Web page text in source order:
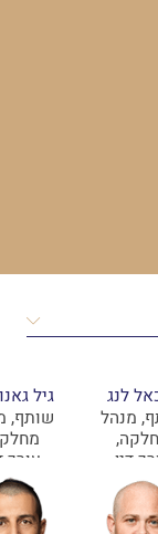
לנג
מנהל
דין
גיל
שותף,
עורך